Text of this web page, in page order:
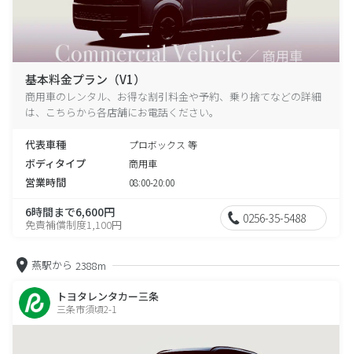
基本料金プラン（V1）
商用車のレンタル、お得な割引料金や予約、乗り捨てなどの詳細
は、こちらから各店舗にお電話ください。
代表車種 プロボックス 等
ボディタイプ 商用車
営業時間 08:00-20:00
6時間まで6,600円
免責補償制度1,100円 0256-35-5488
燕駅から 2388m
トヨタレンタカー三条
三条市須頃2-1